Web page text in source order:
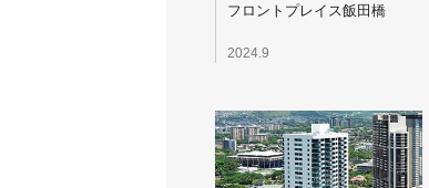
フロントプレイス飯田橋
2024.9